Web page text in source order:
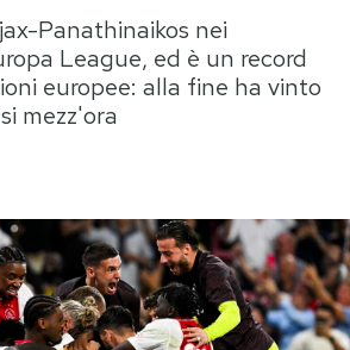
Storie/Idee
Ok Boomer!
Media
Panathinaikos nei
League, ed è un record
europee: alla fine ha vinto
mezz'ora